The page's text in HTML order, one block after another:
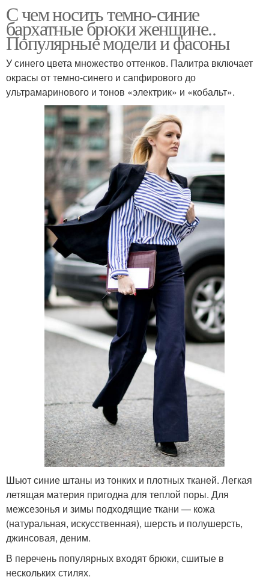
С чем носить темно-синие
бархатные брюки женщине..
Популярные модели и фасоны
У синего цвета множество оттенков. Палитра включает
окрасы от темно-синего и сапфирового до
ультрамаринового и тонов «электрик» и «кобальт».
Шьют синие штаны из тонких и плотных тканей. Легкая
летящая материя пригодна для теплой поры. Для
межсезонья и зимы подходящие ткани — кожа
(натуральная, искусственная), шерсть и полушерсть,
джинсовая, деним.
В перечень популярных входят брюки, сшитые в
нескольких стилях.